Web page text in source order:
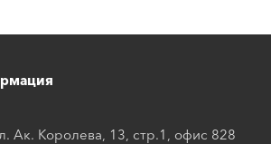
Ак. Королева, 13, стр.1, офис 828